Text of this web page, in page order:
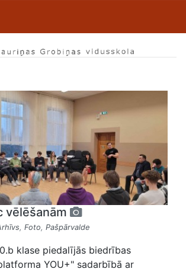
vēlēšanām
, Foto, Pašpārvalde
klase piedalījās biedrības
YOU+" sadarbībā ar